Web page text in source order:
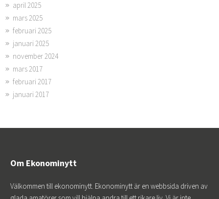
april 2025
mars 2025
februari 2025
januari 2025
november 2024
mars 2017
februari 2017
januari 2017
Om Ekonominytt
Välkommen till ekonominytt. Ekonominytt är en webbsida driven av